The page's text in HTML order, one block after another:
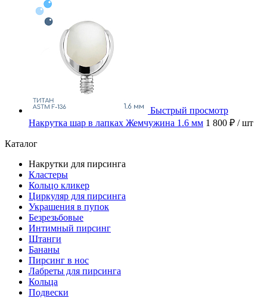
Быстрый просмотр
Накрутка шар в лапках Жемчужина 1.6 мм 1 800 ₽ / шт
Каталог
Накрутки для пирсинга
Кластеры
Кольцо кликер
Циркуляр для пирсинга
Украшения в пупок
Безрезьбовые
Интимный пирсинг
Штанги
Бананы
Пирсинг в нос
Лабреты для пирсинга
Кольца
Подвески